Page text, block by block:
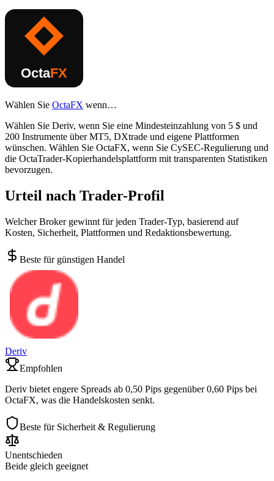
Wählen Sie OctaFX wenn…
Wählen Sie Deriv, wenn Sie eine Mindesteinzahlung von 5 $ und
200 Instrumente über MT5, DXtrade und eigene Plattformen
wünschen. Wählen Sie OctaFX, wenn Sie CySEC-Regulierung und
die OctaTrader-Kopierhandelsplattform mit transparenten Statistiken
bevorzugen.
Urteil nach Trader-Profil
Welcher Broker gewinnt für jeden Trader-Typ, basierend auf
Kosten, Sicherheit, Plattformen und Redaktionsbewertung.
Beste für günstigen Handel
Deriv
Empfohlen
Deriv bietet engere Spreads ab 0,50 Pips gegenüber 0,60 Pips bei
OctaFX, was die Handelskosten senkt.
Beste für Sicherheit & Regulierung
Unentschieden
Beide gleich geeignet